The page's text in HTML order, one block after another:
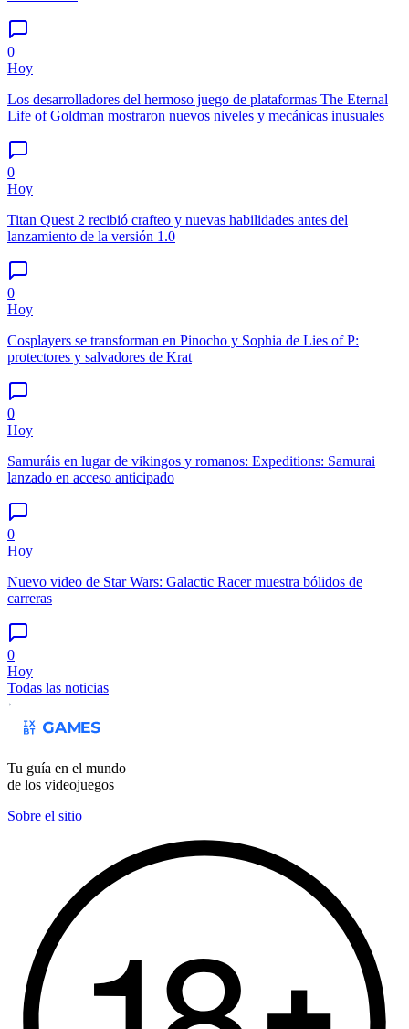
0
Hoy
Los desarrolladores del hermoso juego de plataformas The Eternal
Life of Goldman mostraron nuevos niveles y mecánicas inusuales
0
Hoy
Titan Quest 2 recibió crafteo y nuevas habilidades antes del
lanzamiento de la versión 1.0
0
Hoy
Cosplayers se transforman en Pinocho y Sophia de Lies of P:
protectores y salvadores de Krat
0
Hoy
Samuráis en lugar de vikingos y romanos: Expeditions: Samurai
lanzado en acceso anticipado
0
Hoy
Nuevo video de Star Wars: Galactic Racer muestra bólidos de
carreras
0
Hoy
Todas las noticias
Tu guía en el mundo
de los videojuegos
Sobre el sitio